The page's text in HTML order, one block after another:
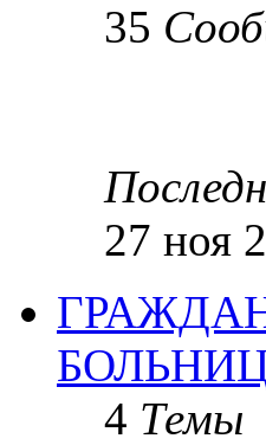
35
27 ноя
4 Темы